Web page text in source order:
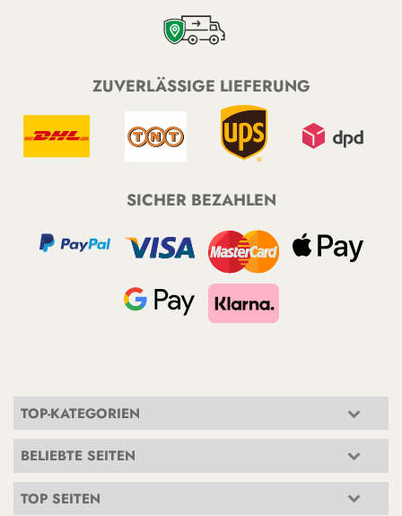
ZUVERLÄSSIGE LIEFERUNG
SICHER BEZAHLEN
TOP-KATEGORIEN
BELIEBTE SEITEN
TOP SEITEN